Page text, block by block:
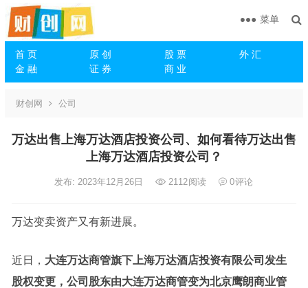
首 页 原 创 股 票
外 汇
金 融
证 券 商 业
菜单
财创网 公司
万达出售上海万达酒店投资公司、如何看待万达出售
上海万达酒店投资公司？
发布: 2023年12月26日 2112阅读 0评论
万达变卖资产又有新进展。
近日， 大连万达商管旗下上海万达酒店投资有限公司发生
股权变更，公司 股东由大连万达商管变为北京鹰朗商业管